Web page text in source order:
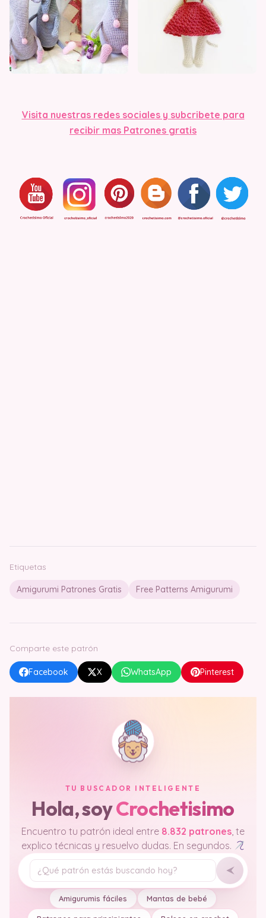
Visita nuestras redes sociales y subcribete para
recibir mas Patrones gratis
Etiquetas
Amigurumi Patrones Gratis Free Patterns Amigurumi
Comparte este patrón
Facebook X WhatsApp Pinterest
TU BUSCADOR INTELIGENTE
Hola, soyCrochetisimo
Encuentro tu patrón ideal entre 8.832 patrones , te
explico técnicas y resuelvo dudas. En segundos.
Tu pregunta
Amigurumis fáciles Mantas de bebé